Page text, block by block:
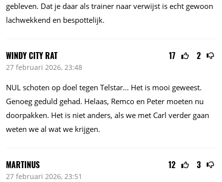
gebleven. Dat je daar als trainer naar verwijst is echt gewoon
lachwekkend en bespottelijk.
17 2
WINDY CITY RAT
27 februari 2026, 23:48
NUL schoten op doel tegen Telstar... Het is mooi geweest.
Genoeg geduld gehad. Helaas, Remco en Peter moeten nu
doorpakken. Het is niet anders, als we met Carl verder gaan
weten we al wat we krijgen.
12 3
MARTINUS
27 februari 2026, 23:51